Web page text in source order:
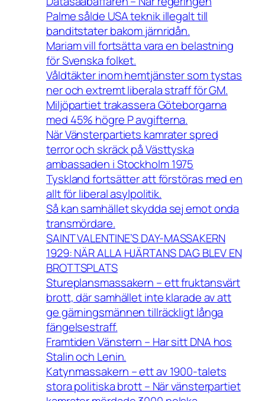
Palme sålde USA teknik illegalt till
banditstater bakom järnridån.
Mariam vill fortsätta vara en belastning
för Svenska folket.
Våldtäkter inom hemtjänster som tystas
ner och extremt liberala straff för GM.
Miljöpartiet trakassera Göteborgarna
med 45% högre P avgifterna.
När Vänsterpartiets kamrater spred
terror och skräck på Västtyska
ambassaden i Stockholm 1975
Tyskland fortsätter att förstöras med en
allt för liberal asylpolitik.
Så kan samhället skydda sej emot onda
transmördare.
SAINT VALENTINE’S DAY-MASSAKERN
1929: NÄR ALLA HJÄRTANS DAG BLEV EN
BROTTSPLATS
Stureplansmassakern – ett fruktansvärt
brott, där samhället inte klarade av att
ge gärningsmännen tillräckligt långa
fängelsestraff.
Framtiden Vänstern – Har sitt DNA hos
Stalin och Lenin.
Katynmassakern – ett av 1900-talets
stora politiska brott – När vänsterpartiet